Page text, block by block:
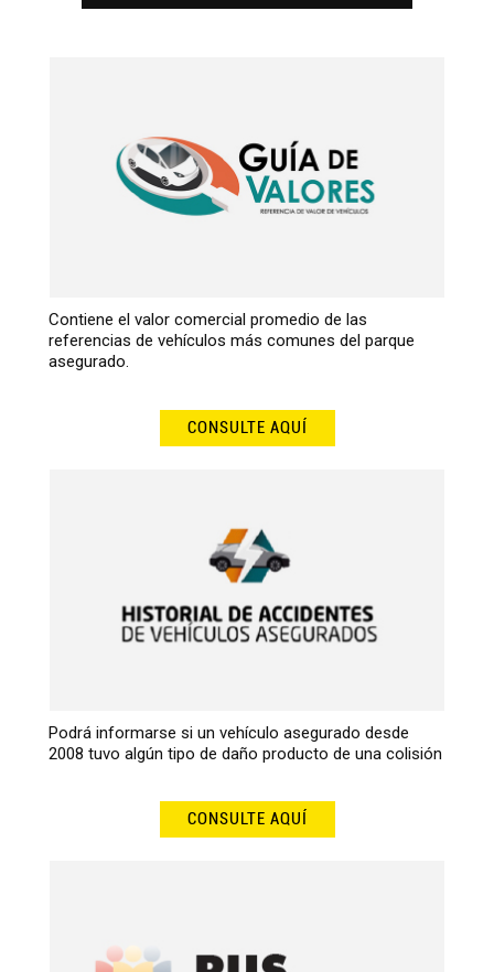
Contiene el valor comercial promedio de las
referencias de vehículos más comunes del parque
asegurado.
CONSULTE AQUÍ
Podrá informarse si un vehículo asegurado desde
2008 tuvo algún tipo de daño producto de una colisión
CONSULTE AQUÍ